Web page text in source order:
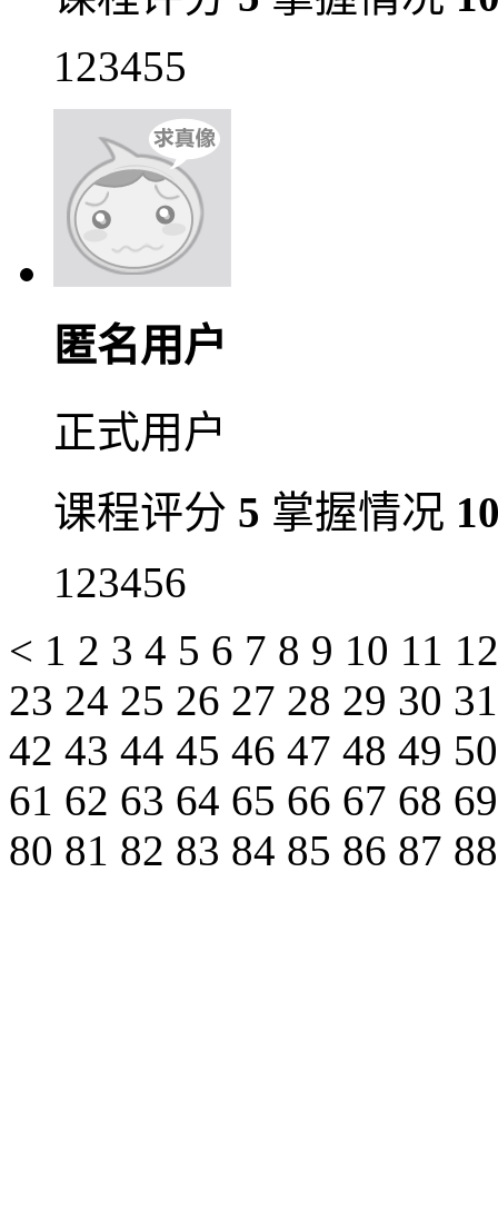
123455
匿名用户
正式用户
课程评分 5 掌握情况
123456
< 1 2 3 4 5 6 7 8 9 10 11
23 24 25 26 27 28 29 30
42 43 44 45 46 47 48 49
61 62 63 64 65 66 67 68
80 81 82 83 84 85 86 87